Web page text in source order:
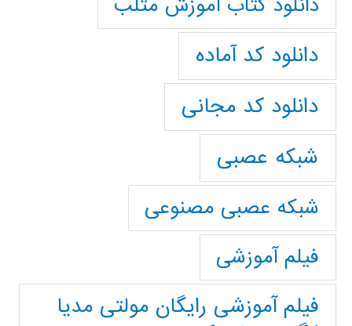
دانلود کد آماده
دانلود کد مجانی
شبکه عصبی
شبکه عصبی مصنوعی
فیلم آموزشی
فیلم آموزشی رایگان مولتی مدیا